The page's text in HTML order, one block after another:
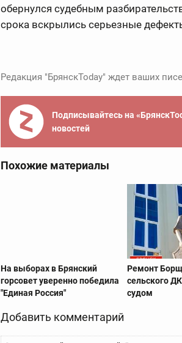
обернулся судебным
срока вскрылись серьезные
Редакция "БрянскToday" ждет ваших
Подписывайтесь на
новостей
Похожие материалы
На выборах в Брянский
горсовет уверенно победила
"Единая Россия"
Ремонт
сельского
судом
Добавить комментарий